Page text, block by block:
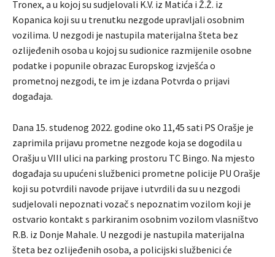
Tronex, a u kojoj su sudjelovali K.V. iz Matića i Ž.Ž. iz
Kopanica koji su u trenutku nezgode upravljali osobnim
vozilima. U nezgodi je nastupila materijalna šteta bez
ozlijeđenih osoba u kojoj su sudionice razmijenile osobne
podatke i popunile obrazac Europskog izvješća o
prometnoj nezgodi, te im je izdana Potvrda o prijavi
događaja.
Dana 15. studenog 2022. godine oko 11,45 sati PS Orašje je
zaprimila prijavu prometne nezgode koja se dogodila u
Orašju u VIII ulici na parking prostoru TC Bingo. Na mjesto
događaja su upućeni službenici prometne policije PU Orašje
koji su potvrdili navode prijave i utvrdili da su u nezgodi
sudjelovali nepoznati vozač s nepoznatim vozilom koji je
ostvario kontakt s parkiranim osobnim vozilom vlasništvo
R.B. iz Donje Mahale. U nezgodi je nastupila materijalna
šteta bez ozlijeđenih osoba, a policijski službenici će